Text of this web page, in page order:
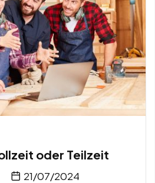
oder Teilzeit
21/07/2024